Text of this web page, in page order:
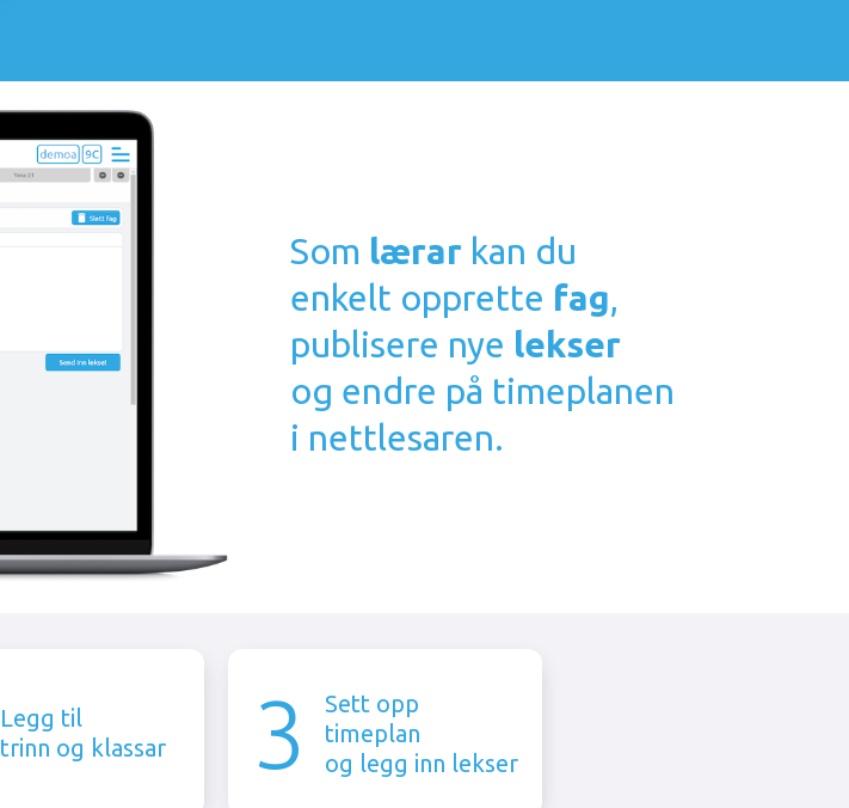
Som lærar kan du
enkelt opprette fag,
publisere nye lekser
og endre på timeplanen
i nettlesaren.
Legg til
trinn og klassar
3
Sett opp
timeplan
og legg inn lekser